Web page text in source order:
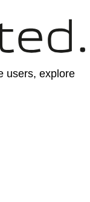
users, explore